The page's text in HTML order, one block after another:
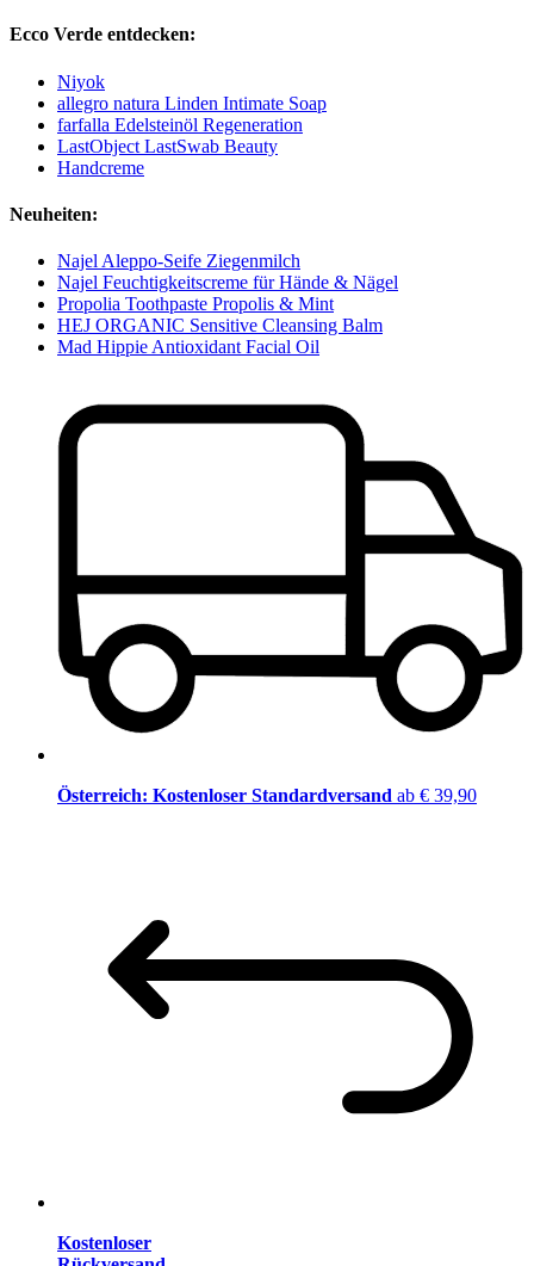
Ecco Verde entdecken:
Niyok
allegro natura Linden Intimate Soap
farfalla Edelsteinöl Regeneration
LastObject LastSwab Beauty
Handcreme
Neuheiten:
Najel Aleppo-Seife Ziegenmilch
Najel Feuchtigkeitscreme für Hände & Nägel
Propolia Toothpaste Propolis & Mint
HEJ ORGANIC Sensitive Cleansing Balm
Mad Hippie Antioxidant Facial Oil
Österreich: Kostenloser Standardversand ab € 39,90
Kostenloser